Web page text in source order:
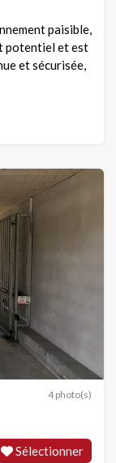
paisible,
potentiel et est
et sécurisée,
4 photo(s)
Sélectionner